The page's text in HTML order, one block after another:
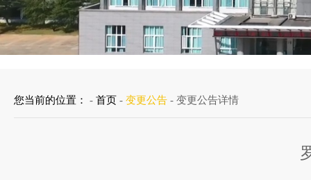
您当前的位置： - 首页 - 变更公告 - 变更公告详情